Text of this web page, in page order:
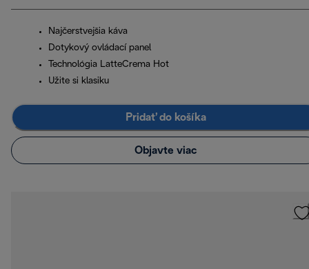
Najčerstvejšia káva
Dotykový ovládací panel
Technológia LatteCrema Hot
Užite si klasiku
Pridať do košíka
Objavte viac